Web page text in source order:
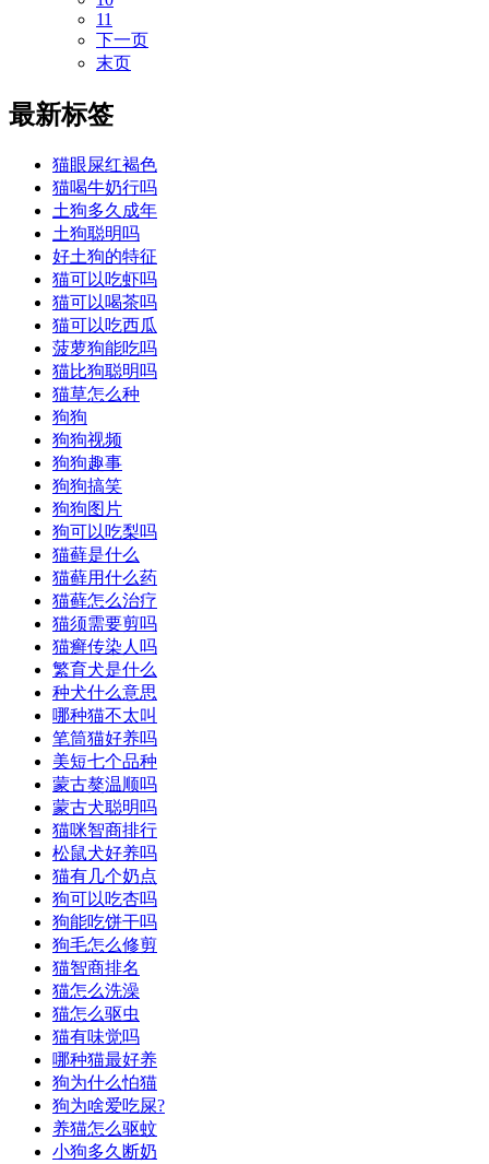
11
下一页
末页
最新标签
猫眼屎红褐色
猫喝牛奶行吗
土狗多久成年
土狗聪明吗
好土狗的特征
猫可以吃虾吗
猫可以喝茶吗
猫可以吃西瓜
菠萝狗能吃吗
猫比狗聪明吗
猫草怎么种
狗狗
狗狗视频
狗狗趣事
狗狗搞笑
狗狗图片
狗可以吃梨吗
猫藓是什么
猫藓用什么药
猫藓怎么治疗
猫须需要剪吗
猫癣传染人吗
繁育犬是什么
种犬什么意思
哪种猫不太叫
笔筒猫好养吗
美短七个品种
蒙古獒温顺吗
蒙古犬聪明吗
猫咪智商排行
松鼠犬好养吗
猫有几个奶点
狗可以吃杏吗
狗能吃饼干吗
狗毛怎么修剪
猫智商排名
猫怎么洗澡
猫怎么驱虫
猫有味觉吗
哪种猫最好养
狗为什么怕猫
狗为啥爱吃屎?
养猫怎么驱蚊
小狗多久断奶